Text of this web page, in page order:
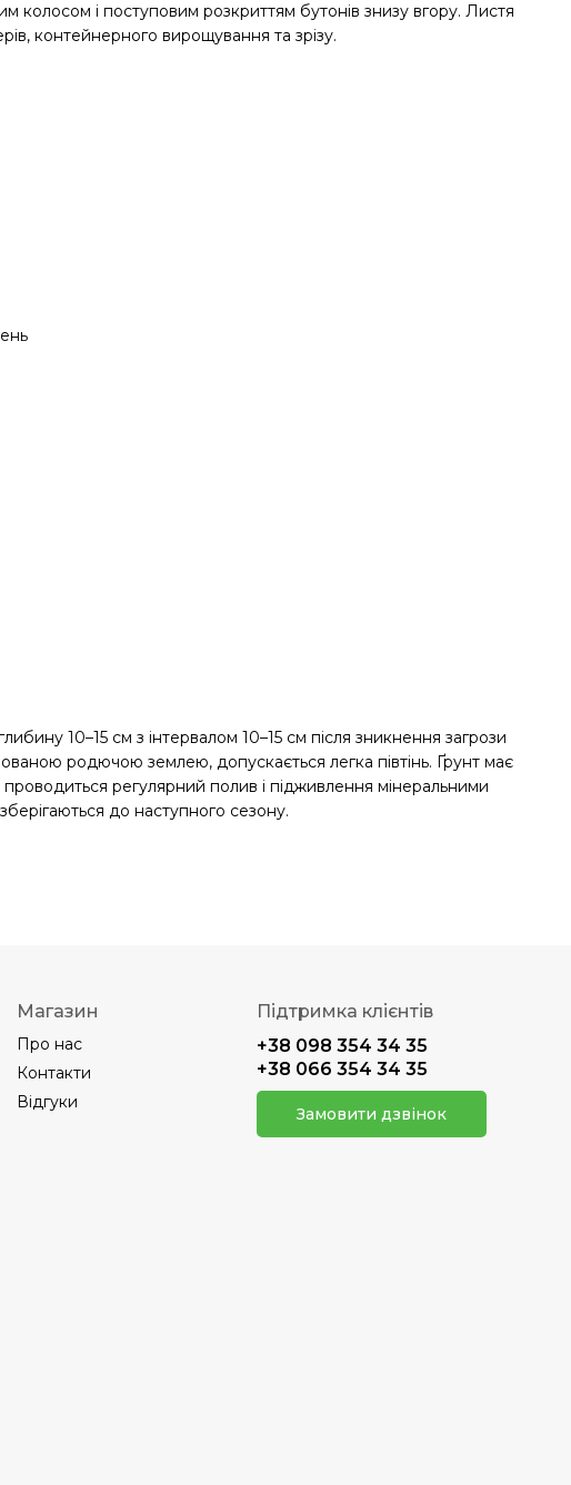
колосом і поступовим розкриттям бутонів знизу вгору. Листя
контейнерного вирощування та зрізу.
10–15 см з інтервалом 10–15 см після зникнення загрози
родючою землею, допускається легка півтінь. Ґрунт має
регулярний полив і підживлення мінеральними
до наступного сезону.
Підтримка клієнтів
+38 098 354 34 35
+38 066 354 34 35
Замовити дзвінок
Магазин
Про нас
Контакти
Відгуки